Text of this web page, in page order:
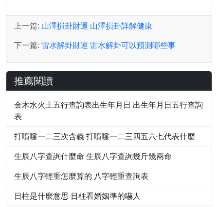
上一篇: 山澤損卦財運 山澤損卦詳解健康
下一篇: 雷水解卦財運 雷水解卦可以預測哪些事
推薦閱讀
金木水火土五行查詢表出生年月日 出生年月日五行查詢
表
打噴嚏一二三次含義 打噴嚏一二三四五六七代表什麼
生辰八字查詢什麼命 生辰八字查詢幾斤幾兩命
生辰八字輕重怎麼算的 八字輕重查詢表
日柱是什麼意思 日柱看婚姻準的嚇人